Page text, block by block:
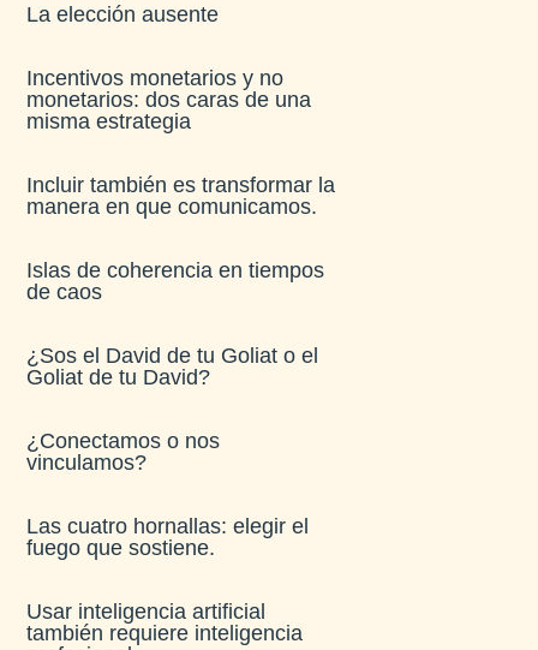
La elección ausente
Incentivos monetarios y no
monetarios: dos caras de una
misma estrategia
Incluir también es transformar la
manera en que comunicamos.
Islas de coherencia en tiempos
de caos
¿Sos el David de tu Goliat o el
Goliat de tu David?
¿Conectamos o nos
vinculamos?
Las cuatro hornallas: elegir el
fuego que sostiene.
Usar inteligencia artificial
también requiere inteligencia